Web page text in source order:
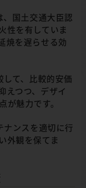
国土交通大臣認
性を有していま
焼を遅らせる効
て、比較的安価
えつつ、デザイ
が魅力です。
ナンスを適切に行
外観を保てま